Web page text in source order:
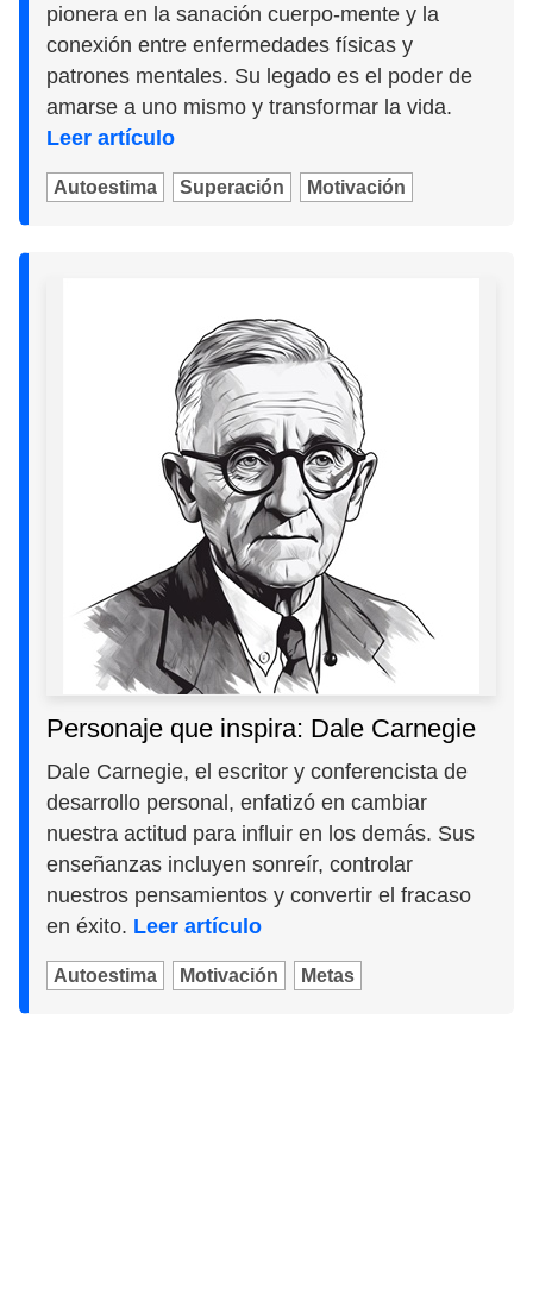
pionera en la sanación cuerpo-mente y la
conexión entre enfermedades físicas y
patrones mentales. Su legado es el poder de
amarse a uno mismo y transformar la vida.
Leer artículo
Autoestima Superación Motivación
Personaje que inspira: Dale Carnegie
Dale Carnegie, el escritor y conferencista de
desarrollo personal, enfatizó en cambiar
nuestra actitud para influir en los demás. Sus
enseñanzas incluyen sonreír, controlar
nuestros pensamientos y convertir el fracaso
en éxito. Leer artículo
Autoestima Motivación Metas